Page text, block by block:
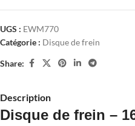
UGS : EWM770
Catégorie : Disque de frein
Share:
Description
Disque de frein –